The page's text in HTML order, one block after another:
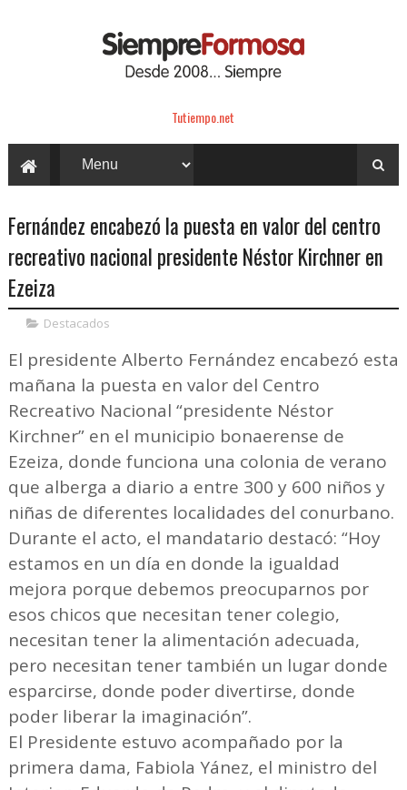
Tutiempo.net
Fernández encabezó la puesta en valor del centro
recreativo nacional presidente Néstor Kirchner en
Ezeiza
Destacados
El presidente Alberto Fernández encabezó esta
mañana la puesta en valor del Centro
Recreativo Nacional “presidente Néstor
Kirchner” en el municipio bonaerense de
Ezeiza, donde funciona una colonia de verano
que alberga a diario a entre 300 y 600 niños y
niñas de diferentes localidades del conurbano.
Durante el acto, el mandatario destacó: “Hoy
estamos en un día en donde la igualdad
mejora porque debemos preocuparnos por
esos chicos que necesitan tener colegio,
necesitan tener la alimentación adecuada,
pero necesitan tener también un lugar donde
esparcirse, donde poder divertirse, donde
poder liberar la imaginación”.
El Presidente estuvo acompañado por la
primera dama, Fabiola Yánez, el ministro del